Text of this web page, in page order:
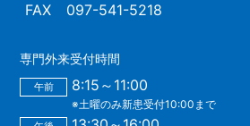
FAX 097-541-5218
専門外来受付時間
午前 8:15～11:00
※土曜のみ新患受付10:00まで